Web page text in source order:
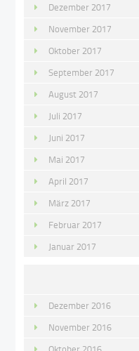
Dezember 2017
November 2017
Oktober 2017
September 2017
August 2017
Juli 2017
Juni 2017
Mai 2017
April 2017
März 2017
Februar 2017
Januar 2017
Dezember 2016
November 2016